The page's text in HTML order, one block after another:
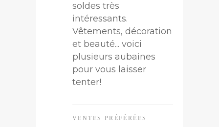
soldes très
intéressants.
Vêtements, décoration
et beauté... voici
plusieurs aubaines
pour vous laisser
tenter!
VENTES PRÉFÉRÉES